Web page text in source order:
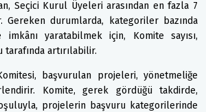
Seçici Kurul Üyeleri arasından en fazla 7
durumlarda, kategoriler bazında
imkânı yaratabilmek için, Komite sayısı,
tarafında artırılabilir.
başvurulan projeleri, yönetmeliğe
Komite, gerek gördüğü takdirde,
projelerin başvuru kategorilerinde